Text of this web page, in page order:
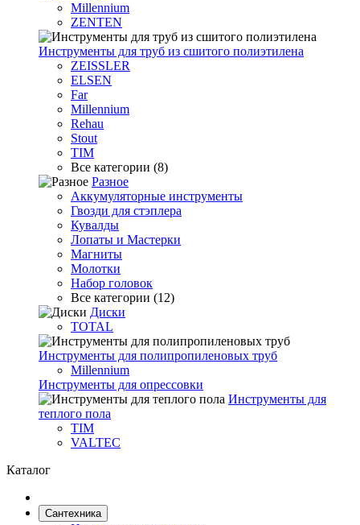
Millennium
ZENTEN
Инструменты для труб из сшитого полиэтилена
ZEISSLER
ELSEN
Far
Millennium
Rehau
Stout
TIM
Все категории (8)
Разное
Аккумуляторные инструменты
Гвозди для стэплера
Кувалды
Лопаты и Мастерки
Магниты
Молотки
Набор головок
Все категории (12)
Диски
TOTAL
Инструменты для полипропиленовых труб
Millennium
Инструменты для опрессовки
Инструменты для
теплого пола
TIM
VALTEC
Каталог
Сантехника